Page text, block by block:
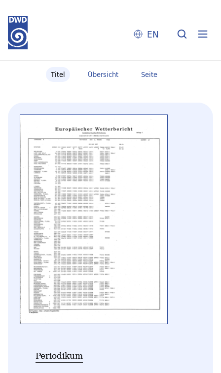
EN
Titel Übersicht Seite
Periodikum